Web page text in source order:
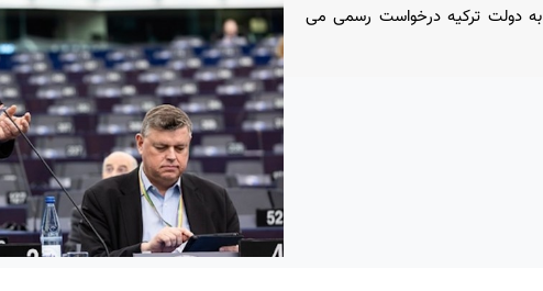
عبدالله اوجالان، رهبر در بند PKK به دولت ترکیه درخواست رسمی می